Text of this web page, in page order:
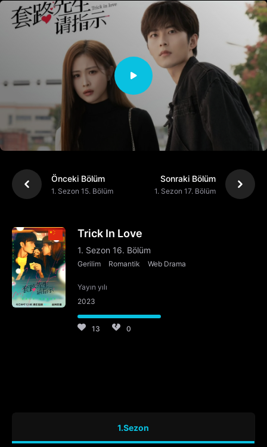
Önceki Bölüm
1. Sezon 15. Bölüm
Sonraki Bölüm
1. Sezon 17. Bölüm
Trick In Love
1. Sezon 16. Bölüm
Gerilim Romantik Web Drama
Yayın yılı
2023
13 0
1.Sezon